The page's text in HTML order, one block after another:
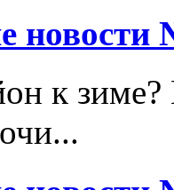
новости
к